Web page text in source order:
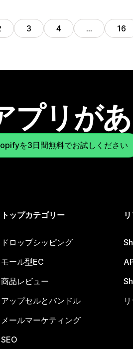
3 4 … 16
プリが
を3日間無料でお試しください
トップカテゴリー
ドロップシッピング
モール型EC
商品レビュー
アップセルとバンドル
メールマーケティング
SEO